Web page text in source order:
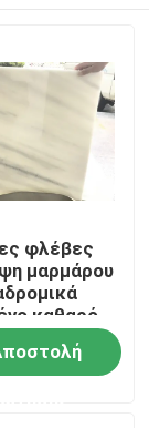
φλέβες
μαρμάρου
καθαρό
Onyx